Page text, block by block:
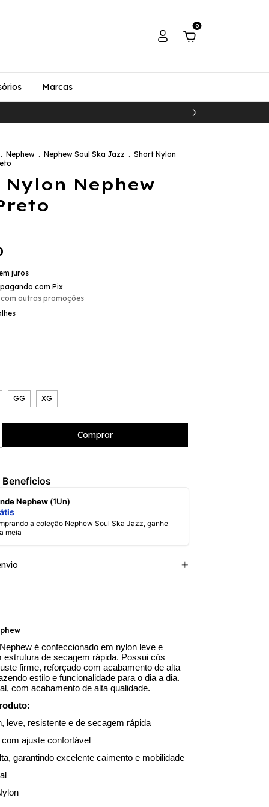
0
Marcas
. Nephew . Nephew Soul Ska Jazz . Short Nylon
Nephew
juros
com Pix
outras promoções
GG XG
Nephew (1Un)
meia
é confeccionado em nylon leve e
estrutura de secagem rápida. Possui cós
firme, reforçado com acabamento de alta
estilo e funcionalidade para o dia a dia.
com acabamento de alta qualidade.
leve, resistente e de secagem rápida
ajuste confortável
garantindo excelente caimento e mobilidade